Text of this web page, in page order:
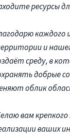
ресурсы
каждого
и
среду, в
добрые
облик
вам крепкого
ваших